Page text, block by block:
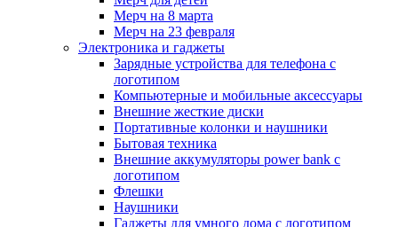
Мерч на 8 марта
Мерч на 23 февраля
Электроника и гаджеты
Зарядные устройства для телефона с
логотипом
Компьютерные и мобильные аксессуары
Внешние жесткие диски
Портативные колонки и наушники
Бытовая техника
Внешние аккумуляторы power bank с
логотипом
Флешки
Наушники
Гаджеты для умного дома с логотипом